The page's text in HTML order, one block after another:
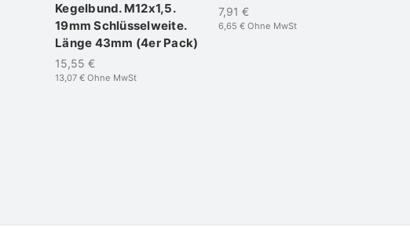
Kegelbund. M12x1,5.
19mm Schlüsselweite.
Länge 43mm (4er Pack)
15,55 €
13,07 € Ohne MwSt
7,91 €
6,65 € Ohne MwSt